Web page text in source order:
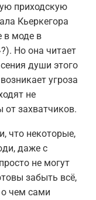
приходскую
Кьеркегора
в моде в
Но она читает
души этого
угроза
не
захватчиков.
что некоторые,
даже с
не могут
забыть всё,
о чем сами